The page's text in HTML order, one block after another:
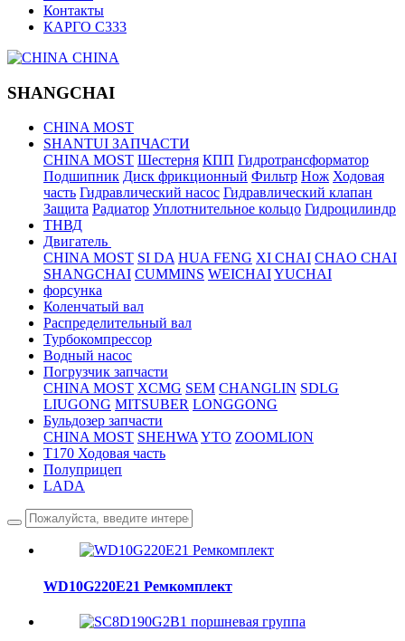
Контакты
КАРГО С333
CHINA
SHANGCHAI
CHINA MOST
SHANTUI ЗАПЧАСТИ
CHINA MOST Шестерня КПП Гидротрансформатор
Подшипник Диск фрикционный Фильтр Нож Ходовая
часть Гидравлический насос Гидравлический клапан
Защита Радиатор Уплотнительное кольцо Гидроцилиндр
ТНВД
Двигатель
CHINA MOST SI DA HUA FENG XI CHAI CHAO CHAI
SHANGCHAI CUMMINS WEICHAIYUCHAI
форсунка
Коленчатый вал
Распределительный вал
Турбокомпрессор
Водный насос
Погрузчик запчасти
CHINA MOST XCMG SEM CHANGLIN SDLG
LIUGONG MITSUBER LONGGONG
Бульдозер запчасти
CHINA MOST SHEHWAYTO ZOOMLION
T170 Ходовая часть
Полуприцеп
LADA
WD10G220E21 Ремкомплект